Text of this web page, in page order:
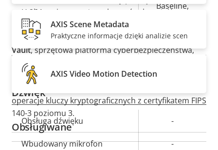
antywłamaniowy może wykrywać sabotaż. Kamera
może być zasilana prądem stałym i przez PoE, aby
zapewnić redundancję zasilania. PonadtoAxis Edge
Vault, sprzętowa platforma cyberbezpieczeństwa,
chroni urządzenie i wrażliwe dane przed
nieautoryzowanym dostępem. Ta technologia
oferuje dodatkowo bezpieczne przechowywanie i
operacje kluczy kryptograficznych z certyfikatem FIPS
140-3 poziomu 3.
H.264
Baseline,
H.265 Tak
AV1
Dźwięk
Opis
nieruchomości
nieruchomości
Obsługa dźwięku -
Wbudowany mikrofon -
AXIS Scene Metadata
Praktyczne informacje dzięki analizie scen
AXIS Video Motion Detection
Obsługiwane